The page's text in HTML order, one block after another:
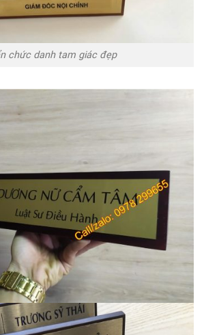
chức danh tam giác đẹp